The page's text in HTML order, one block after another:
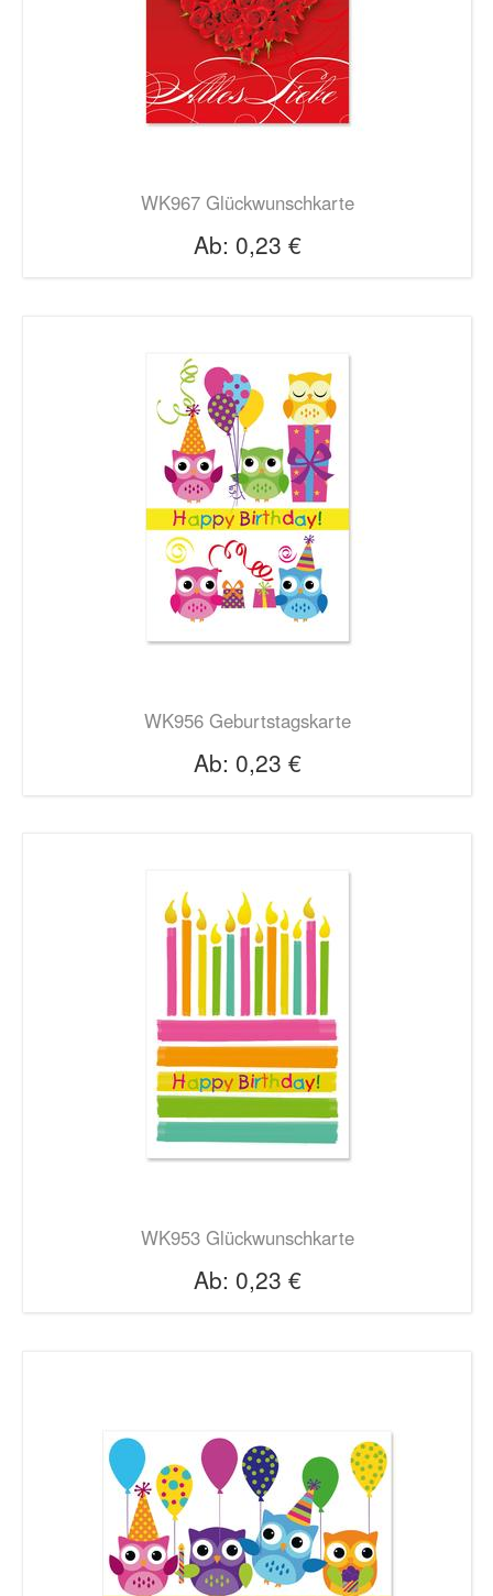
WK967 Glückwunschkarte
Ab: 0,23 €
WK956 Geburtstagskarte
Ab: 0,23 €
WK953 Glückwunschkarte
Ab: 0,23 €